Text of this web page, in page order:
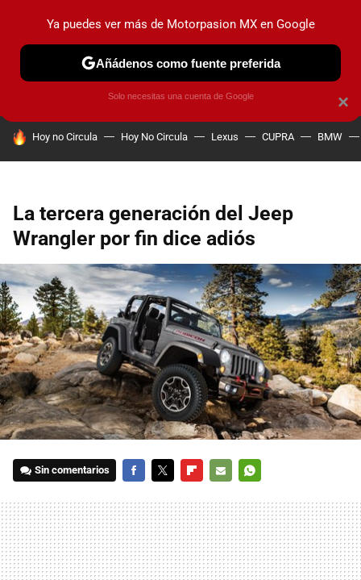
PRUEBAS INDUSTRIA HOY NO CIRCULA
HOY SE HABLA DE
Hoy no Circula Hoy No Circula Lexus CUPRA BMW
La tercera generación del Jeep
Wrangler por fin dice adiós
Sin comentarios
MAIL
×
Ya puedes ver más de Motorpasion MX en Google
Añádenos como fuente preferida
Solo necesitas una cuenta de Google